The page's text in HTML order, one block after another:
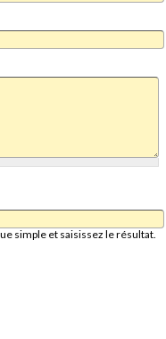
simple et saisissez le résultat.